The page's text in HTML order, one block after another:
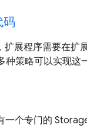
码
扩展程序需要在扩
策略可以实现这
一个专门的